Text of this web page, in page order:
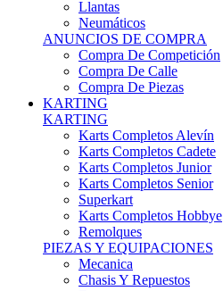
Llantas
Neumáticos
ANUNCIOS DE COMPRA
Compra De Competición
Compra De Calle
Compra De Piezas
KARTING
KARTING
Karts Completos Alevín
Karts Completos Cadete
Karts Completos Junior
Karts Completos Senior
Superkart
Karts Completos Hobbye
Remolques
PIEZAS Y EQUIPACIONES
Mecanica
Chasis Y Repuestos